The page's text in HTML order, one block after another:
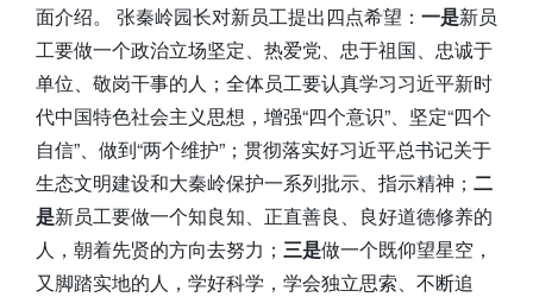
面介绍。 张秦岭园长对新员工提出四点希望： 一是新员
工要做一个政治立场坚定、热爱党、忠于祖国、忠诚于
单位、敬岗干事的人；全体员工要认真学习习近平新时
代中国特色社会主义思想，增强“四个意识”、坚定“四个
自信”、做到“两个维护”；贯彻落实好习近平总书记关于
生态文明建设和大秦岭保护一系列批示、指示精神； 二
是新员工要做一个知良知、正直善良、良好道德修养的
人，朝着先贤的方向去努力； 三是做一个既仰望星空，
又脚踏实地的人，学好科学，学会独立思索、不断追